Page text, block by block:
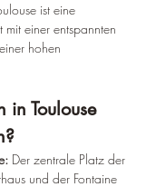
ist eine
mit einer entspannten
hohen
in Toulouse
Der zentrale Platz der
und der Fontaine